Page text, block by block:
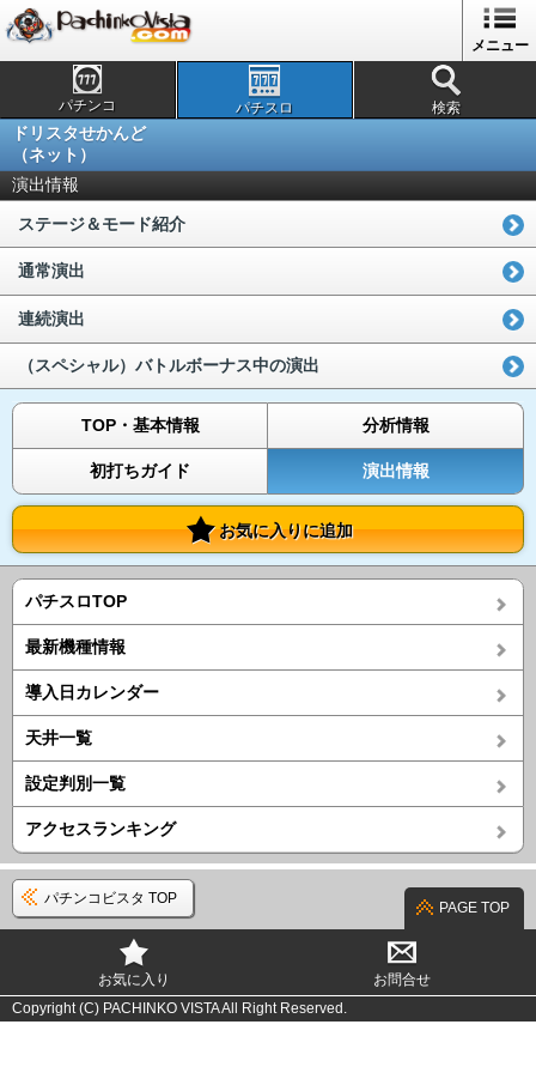
メニュー
パチンコ パチスロ 検索
ドリスタせかんど
（ネット）
演出情報
ステージ＆モード紹介
通常演出
連続演出
（スペシャル）バトルボーナス中の演出
TOP・基本情報 分析情報
初打ちガイド 演出情報
お気に入りに追加
パチスロTOP
最新機種情報
導入日カレンダー
天井一覧
設定判別一覧
アクセスランキング
パチンコビスタ TOP
PAGE TOP
お気に入り
お問合せ
Copyright (C) PACHINKO VISTA All Right Reserved.